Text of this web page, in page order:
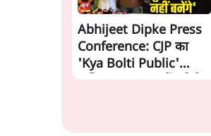
Abhijeet Dipke Press
Conference: CJP का
'Kya Bolti Public'